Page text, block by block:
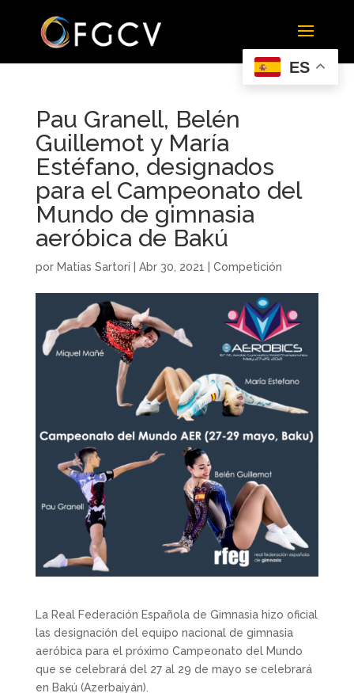
Pau Granell, Belén
Guillemot y María
Estéfano, designados
para el Campeonato del
Mundo de gimnasia
aeróbica de Bakú
por Matias Sartori Abr 30, 2021 Competición
La Real Federación Española de Gimnasia hizo oficial
las designación del equipo nacional de gimnasia
aeróbica para el próximo Campeonato del Mundo
que se celebrará del 27 al 29 de mayo se celebrará
en Bakú (Azerbaiyán).
ES